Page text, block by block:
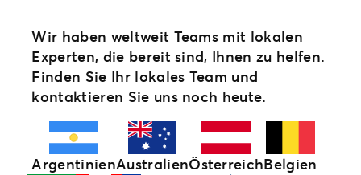
Wir haben weltweit Teams mit lokalen
Experten, die bereit sind, Ihnen zu helfen.
Finden Sie Ihr lokales Team und
kontaktieren Sie uns noch heute.
ArgentinienAustralienÖsterreichBelgien